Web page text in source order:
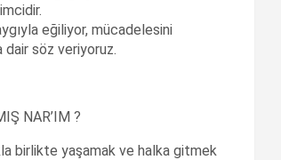
eğiliyor, mücadelesini
dair söz veriyoruz.
NAR’IM ?
birlikte yaşamak ve halka gitmek